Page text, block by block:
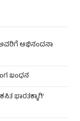
ಅವರಿಗೆ ಅಭಿನಂದನಾ
ಬಂಧನ
ಭಾರತಕ್ಕಾಗಿ’